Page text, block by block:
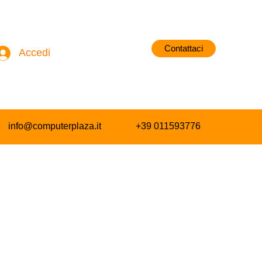
Accedi Contattaci
info@computerplaza.it +39 011593776